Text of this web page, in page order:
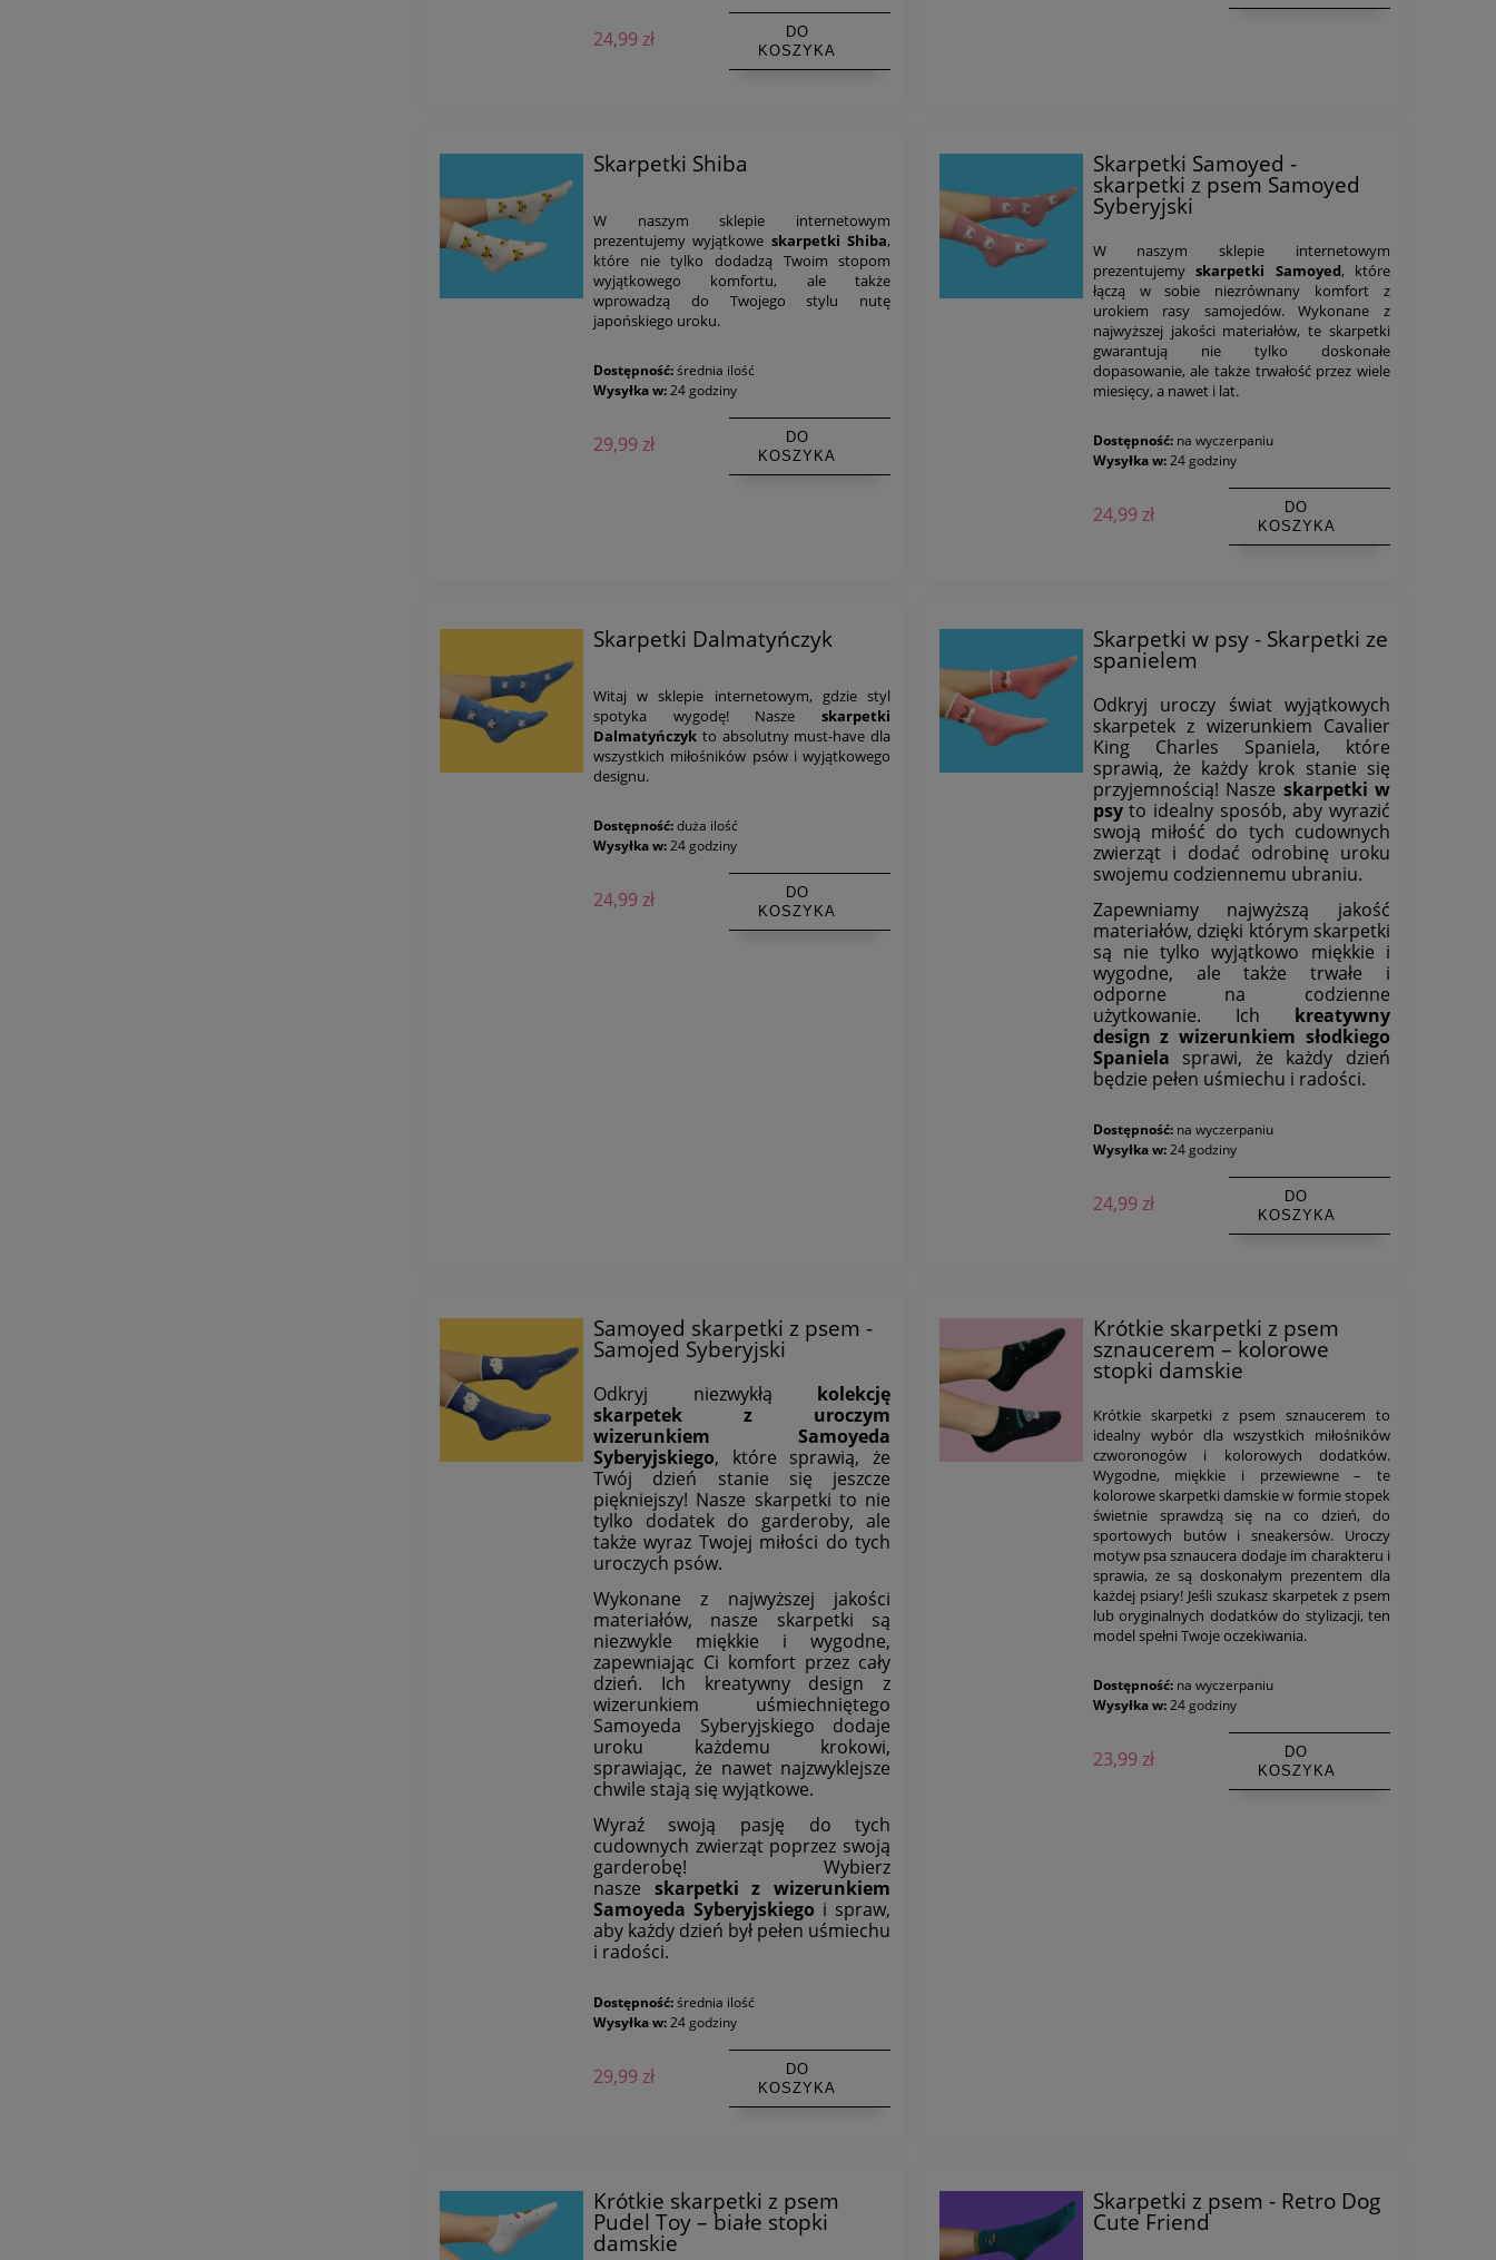
24,99 zł
DO
KOSZYKA
Skarpetki Shiba
W naszym sklepie internetowym
prezentujemy wyjątkowe skarpetki Shiba,
które nie tylko dodadzą Twoim stopom
wyjątkowego komfortu, ale także
wprowadzą do Twojego stylu nutę
japońskiego uroku.
Dostępność:średnia ilość
Wysyłka w: 24 godziny
29,99 zł
DO
KOSZYKA
Skarpetki Samoyed -
skarpetki z psem Samoyed
Syberyjski
W naszym sklepie internetowym
prezentujemyskarpetki Samoyed, które
łączą w sobie niezrównany komfort z
urokiem rasy samojedów. Wykonane z
najwyższej jakości materiałów, te skarpetki
gwarantują nie tylko doskonałe
dopasowanie, ale także trwałość przez wiele
miesięcy, a nawet i lat.
Dostępność: na wyczerpaniu
Wysyłka w: 24 godziny
24,99 zł
DO
KOSZYKA
Skarpetki Dalmatyńczyk
Witaj w sklepie internetowym, gdzie styl
spotyka wygodę! Naszeskarpetki
Dalmatyńczykto absolutny must-have dla
wszystkich miłośników psów i wyjątkowego
designu.
Dostępność:duża ilość
Wysyłka w: 24 godziny
24,99 zł
DO
KOSZYKA
Skarpetki w psy - Skarpetki ze
spanielem
Odkryj uroczy świat wyjątkowych
skarpetek z wizerunkiem Cavalier
King Charles Spaniela, które
sprawią, że każdy krok stanie się
przyjemnością! Nasze skarpetki w
psyto idealny sposób, aby wyrazić
swoją miłość do tych cudownych
zwierząt i dodać odrobinę uroku
swojemu codziennemu ubraniu.
Zapewniamy najwyższą jakość
materiałów, dzięki którym skarpetki
są nie tylko wyjątkowo miękkie i
wygodne, ale także trwałe i
odporne na codzienne
użytkowanie. Ich kreatywny
design z wizerunkiem słodkiego
Spaniela sprawi, że każdy dzień
będzie pełen uśmiechu i radości.
Dostępność: na wyczerpaniu
Wysyłka w: 24 godziny
24,99 zł
DO
KOSZYKA
Samoyed skarpetki z psem -
Samojed Syberyjski
Odkryj niezwykłą kolekcję
skarpetek z uroczym
wizerunkiem Samoyeda
Syberyjskiego, które sprawią, że
Twój dzień stanie się jeszcze
piękniejszy! Nasze skarpetki to nie
tylko dodatek do garderoby, ale
także wyraz Twojej miłości do tych
uroczych psów.
Wykonane z najwyższej jakości
materiałów, nasze skarpetki są
niezwykle miękkie i wygodne,
zapewniając Ci komfort przez cały
dzień. Ich kreatywny design z
wizerunkiem uśmiechniętego
Samoyeda Syberyjskiego dodaje
uroku każdemu krokowi,
sprawiając, że nawet najzwyklejsze
chwile stają się wyjątkowe.
Wyraź swoją pasję do tych
cudownych zwierząt poprzez swoją
garderobę! Wybierz
nasze skarpetki z wizerunkiem
Samoyeda Syberyjskiego i spraw,
aby każdy dzień był pełen uśmiechu
i radości.
Dostępność:średnia ilość
Wysyłka w: 24 godziny
29,99 zł
DO
KOSZYKA
Krótkie skarpetki z psem
sznaucerem – kolorowe
stopki damskie
Krótkie skarpetki z psem sznaucerem to
idealny wybór dla wszystkich miłośników
czworonogów i kolorowych dodatków.
Wygodne, miękkie i przewiewne – te
kolorowe skarpetki damskie w formie stopek
świetnie sprawdzą się na co dzień, do
sportowych butów i sneakersów. Uroczy
motyw psa sznaucera dodaje im charakteru i
sprawia, że są doskonałym prezentem dla
każdej psiary! Jeśli szukasz skarpetek z psem
lub oryginalnych dodatków do stylizacji, ten
model spełni Twoje oczekiwania.
Dostępność: na wyczerpaniu
Wysyłka w: 24 godziny
23,99 zł
DO
KOSZYKA
Krótkie skarpetki z psem
Pudel Toy – białe stopki
damskie
Skarpetki z psem - Retro Dog
Cute Friend